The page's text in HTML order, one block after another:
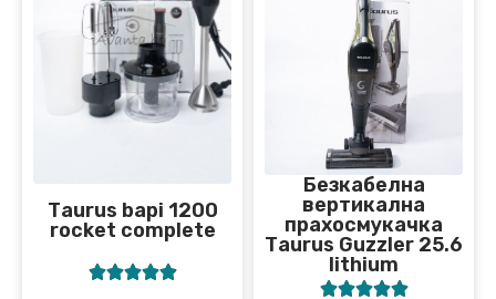
Тaurus bapi 1200
rocket completе

Безкабелна
вертикална
прахосмукачка
Тaurus Guzzler 25.6
lithium
